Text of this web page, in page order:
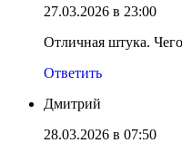
27.03.2026 в 23:00
Отличная штука.
Ответить
Дмитрий
28.03.2026 в 07:50